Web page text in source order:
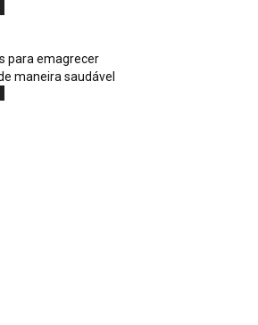
para emagrecer
maneira saudável